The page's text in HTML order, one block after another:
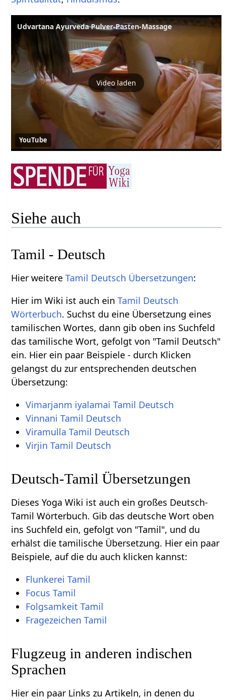
Udvartana Ayurveda Pulver-Pasten-Massage
Video laden
YouTube
Siehe auch
Tamil - Deutsch
Hier weitereTamil Deutsch Übersetzungen:
Hier im Wiki ist auch einTamil Deutsch
Wörterbuch. Suchst du eine Übersetzung eines
tamilischen Wortes, dann gib oben ins Suchfeld
das tamilische Wort, gefolgt von "Tamil Deutsch"
ein. Hier ein paar Beispiele - durch Klicken
gelangst du zur entsprechenden deutschen
Übersetzung:
Vimarjanm iyalamai Tamil Deutsch
Vinnani Tamil Deutsch
Viramulla Tamil Deutsch
Virjin Tamil Deutsch
Deutsch-Tamil Übersetzungen
Dieses Yoga Wiki ist auch ein großes Deutsch-
Tamil Wörterbuch. Gib das deutsche Wort oben
ins Suchfeld ein, gefolgt von "Tamil", und du
erhälst die tamilische Übersetzung. Hier ein paar
Beispiele, auf die du auch klicken kannst:
Flunkerei Tamil
Focus Tamil
Folgsamkeit Tamil
Fragezeichen Tamil
Flugzeug in anderen indischen
Sprachen
Hier ein paar Links zu Artikeln, in denen du